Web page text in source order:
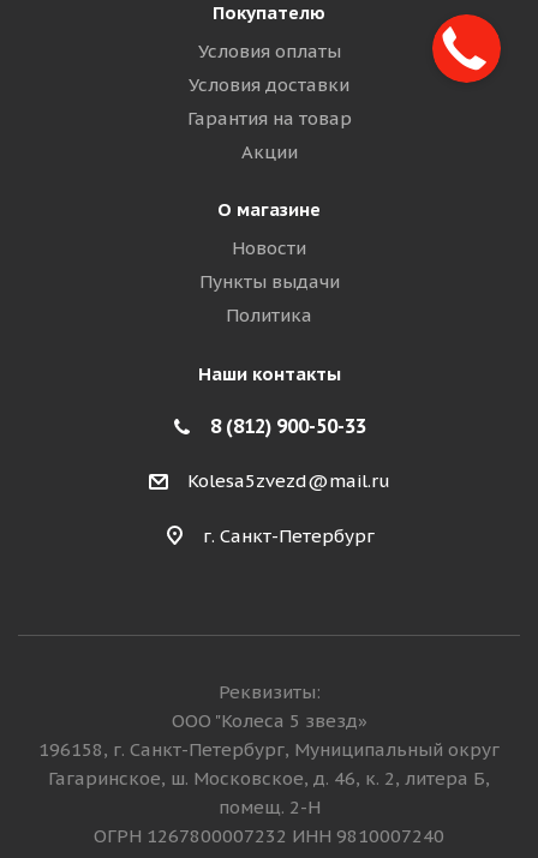
Покупателю
Условия оплаты
Условия доставки
Гарантия на товар
Акции
О магазине
Новости
Пункты выдачи
Политика
Наши контакты
8 (812) 900-50-33
Kolesa5zvezd@mail.ru
г. Санкт-Петербург
Реквизиты:
ООО "Колеса 5 звезд»
196158, г. Санкт-Петербург, Муниципальный округ
Гагаринское, ш. Московское, д. 46, к. 2, литера Б,
помещ. 2-Н
ОГРН 1267800007232 ИНН 9810007240